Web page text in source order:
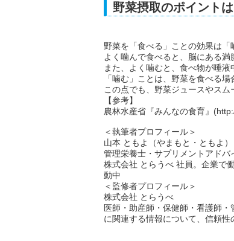
野菜摂取のポイント
野菜を「食べる」ことの効果は「
よく噛んで食べると、脳にある
また、よく噛むと、食べ物が唾
「噛む」ことは、野菜を食べる場
この点でも、野菜ジュースやスム
【参考】
農林水産省『みんなの食育』
＜執筆者プロフィール＞
山本 ともよ（やまもと・ともよ）
管理栄養士・サプリメントアドバ
株式会社 とらうべ 社員。企業で
動中
＜監修者プロフィール＞
株式会社 とらうべ
医師・助産師・保健師・看護師
に関連する情報について、信頼